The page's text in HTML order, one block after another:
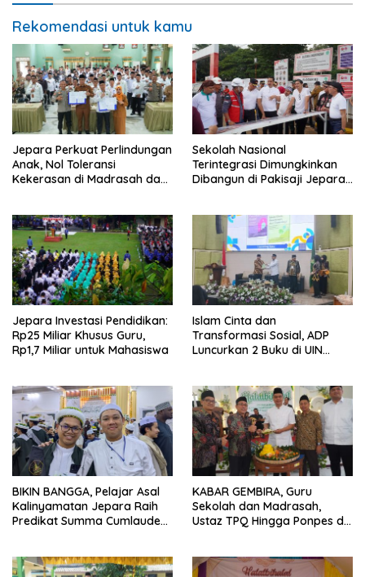
Rekomendasi untuk kamu
Jepara Perkuat Perlindungan
Anak, Nol Toleransi
Kekerasan di Madrasah dan
Sekolah Nasional
Terintegrasi Dimungkinkan
Dibangun di Pakisaji Jepara,
Jepara Investasi Pendidikan:
Rp25 Miliar Khusus Guru,
Rp1,7 Miliar untuk Mahasiswa
Islam Cinta dan
Transformasi Sosial, ADP
Luncurkan 2 Buku di UIN
BIKIN BANGGA, Pelajar Asal
Kalinyamatan Jepara Raih
Predikat Summa Cumlaude
KABAR GEMBIRA, Guru
Sekolah dan Madrasah,
Ustaz TPQ Hingga Ponpes di